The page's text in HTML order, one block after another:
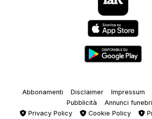
Abbonamenti Disclaimer Impressum
Pubblicità
Annunci funebri
Privacy Policy
Cookie Policy